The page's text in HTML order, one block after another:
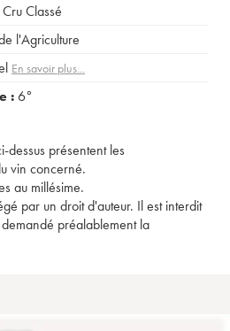
Classé
l'Agriculture
En savoir plus...
: 6°
dessus présentent les
vin concerné.
au millésime.
par un droit d'auteur. Il est interdit
préalablement la